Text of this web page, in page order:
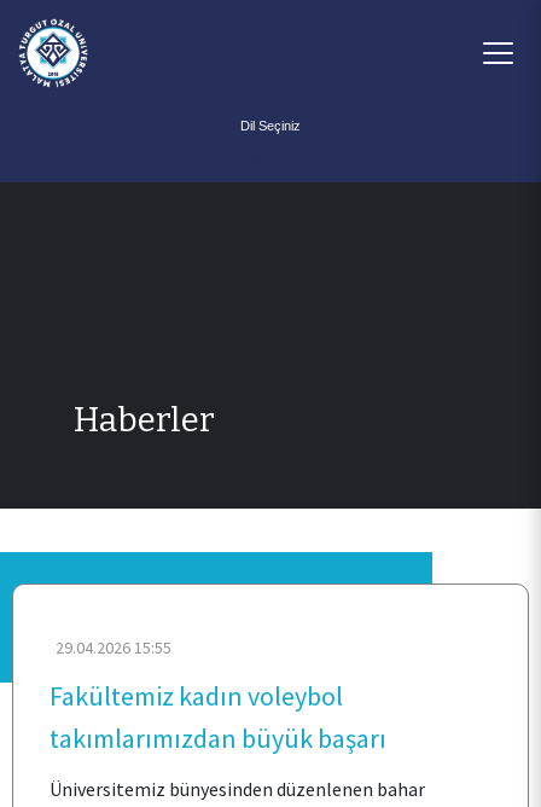
Haberler
29.04.2026 15:55
Fakültemiz kadın voleybol
takımlarımızdan büyük başarı
Üniversitemiz bünyesinden düzenlenen bahar